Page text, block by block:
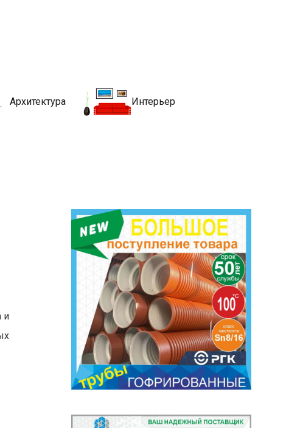
Архитектура Интерьер
и